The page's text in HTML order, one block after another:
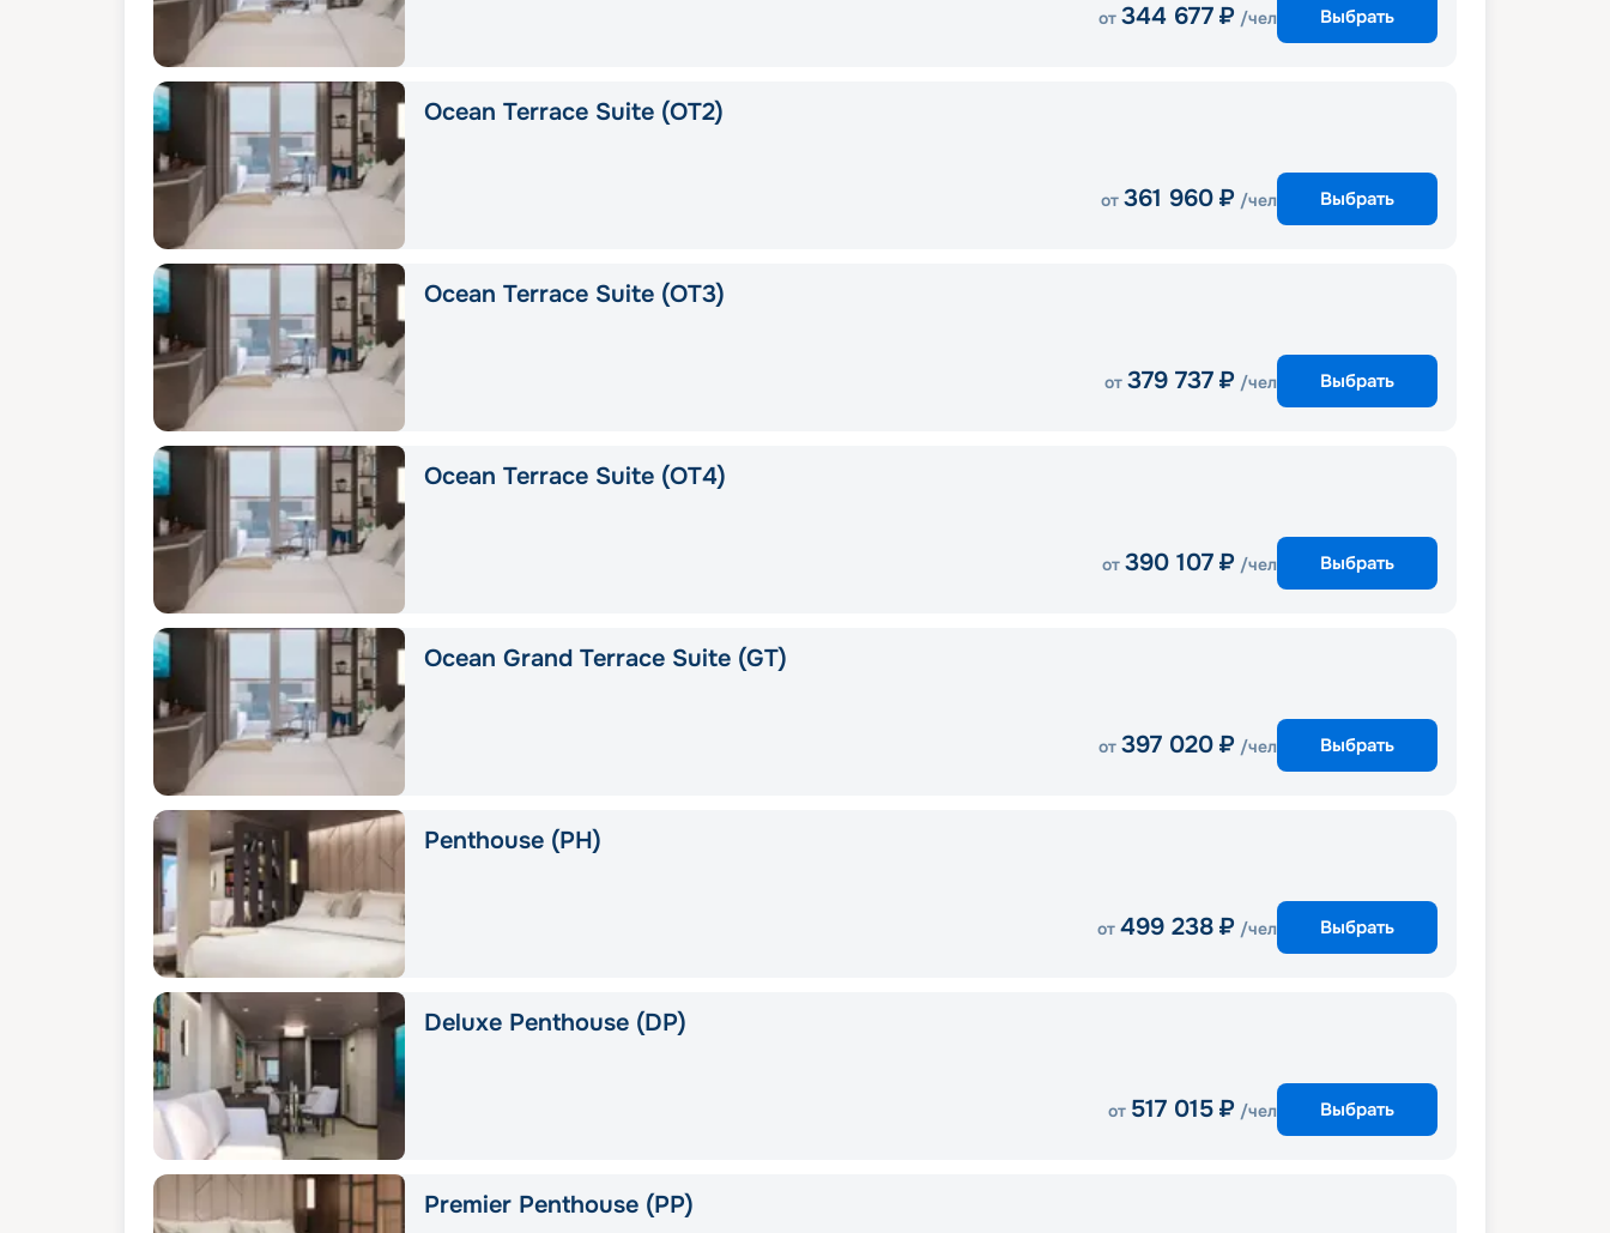
от 344 677 ₽ /чел Выбрать
Ocean Terrace Suite (OT2)
от 361 960 ₽ /чел Выбрать
Ocean Terrace Suite (OT3)
от 379 737 ₽ /чел Выбрать
Ocean Terrace Suite (OT4)
от 390 107 ₽ /чел Выбрать
Ocean Grand Terrace Suite (GT)
от 397 020 ₽ /чел Выбрать
Penthouse (PH)
от 499 238 ₽ /чел Выбрать
Deluxe Penthouse (DP)
от 517 015 ₽ /чел Выбрать
Premier Penthouse (PP)